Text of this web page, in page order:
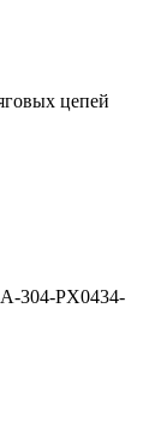
цепей
304-PX0434-